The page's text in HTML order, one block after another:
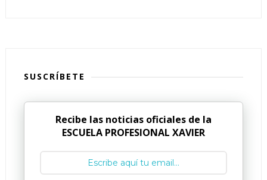
SUSCRÍBETE
Recibe las noticias oficiales de la
ESCUELA PROFESIONAL XAVIER